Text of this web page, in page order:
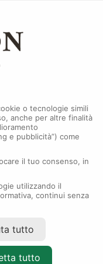
o tecnologie simili
anche per altre finalità
e pubblicità”) come
il tuo consenso, in
utilizzando il
continui senza
tutto
tutto